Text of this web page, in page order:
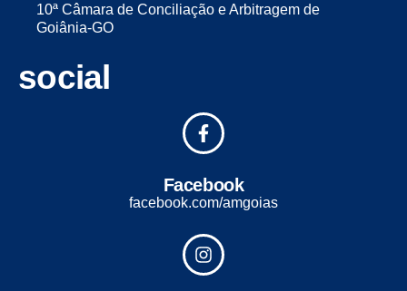
10ª Câmara de Conciliação e Arbitragem de
Goiânia-GO
social
Facebook
facebook.com/amgoias